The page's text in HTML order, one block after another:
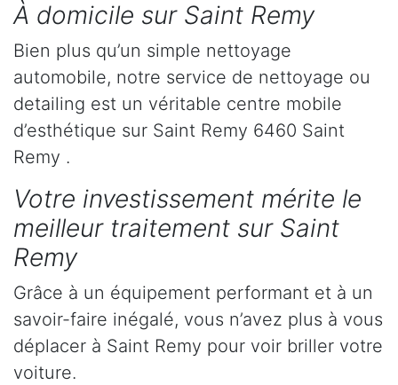
À domicile sur Saint Remy
Bien plus qu’un simple nettoyage
automobile, notre service de nettoyage ou
detailing est un véritable centre mobile
d’esthétique sur Saint Remy 6460 Saint
Remy .
Votre investissement mérite le
meilleur traitement sur Saint
Remy
Grâce à un équipement performant et à un
savoir-faire inégalé, vous n’avez plus à vous
déplacer à Saint Remy pour voir briller votre
voiture.